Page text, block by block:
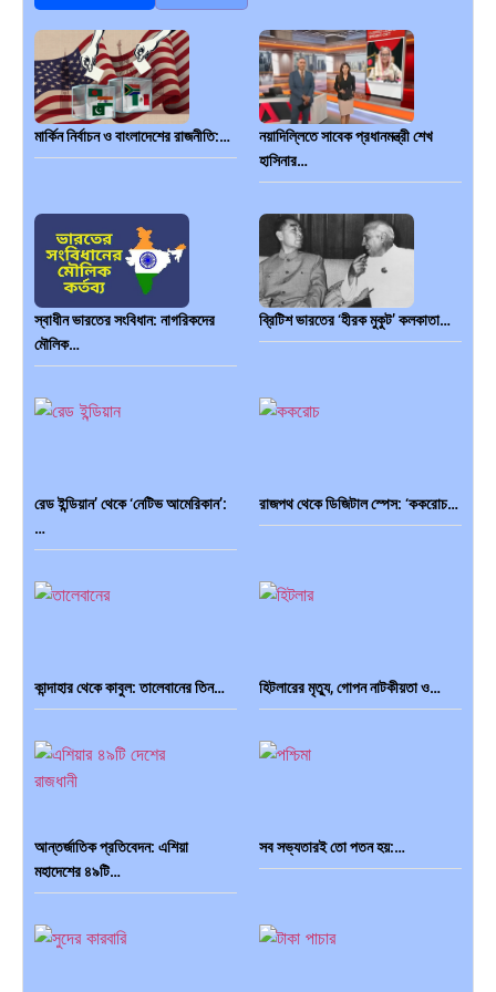
মার্কিন নির্বাচন ও বাংলাদেশের রাজনীতি:…
নয়াদিল্লিতে সাবেক প্রধানমন্ত্রী শেখ
হাসিনার…
স্বাধীন ভারতের সংবিধান: নাগরিকদের
মৌলিক…
ব্রিটিশ ভারতের ‘হীরক মুকুট’ কলকাতা…
রেড ইন্ডিয়ান’ থেকে ‘নেটিভ আমেরিকান’:
…
রাজপথ থেকে ডিজিটাল স্পেস: ‘ককরোচ…
কান্দাহার থেকে কাবুল: তালেবানের তিন… হিটলারের মৃত্যু, গোপন নাটকীয়তা ও…
আন্তর্জাতিক প্রতিবেদন: এশিয়া
মহাদেশের ৪৯টি…
সব সভ্যতারই তো পতন হয়:…